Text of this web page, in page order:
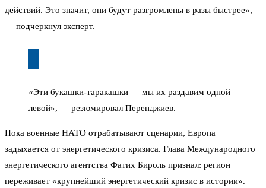
действий. Это значит, они будут разгромлены в разы быстрее»,
— подчеркнул эксперт.
«Эти букашки-таракашки — мы их раздавим одной
левой», — резюмировал Перенджиев.
Пока военные НАТО отрабатывают сценарии, Европа
задыхается от энергетического кризиса. Глава Международного
энергетического агентства Фатих Бироль признал: регион
переживает «крупнейший энергетический кризис в истории».